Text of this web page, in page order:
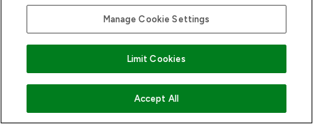
VOEG TOE AAN WINKELMANDJE
Manage Cookie Settings
Limit Cookies
Accept All